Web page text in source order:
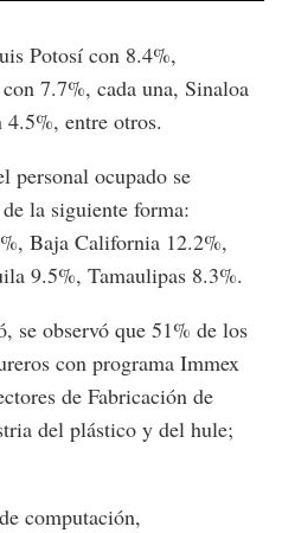
Potosí con 8.4%,
7.7%, cada una, Sinaloa
entre otros.
personal ocupado se
la siguiente forma:
Baja California 12.2%,
9.5%, Tamaulipas 8.3%.
se observó que 51% de los
con programa Immex
de Fabricación de
del plástico y del hule;
computación,